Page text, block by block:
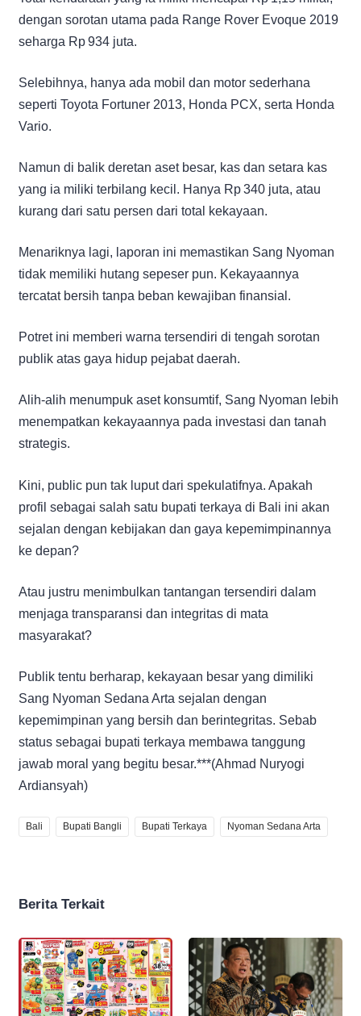
dengan sorotan utama pada Range Rover Evoque 2019
seharga Rp 934 juta.
Selebihnya, hanya ada mobil dan motor sederhana
seperti Toyota Fortuner 2013, Honda PCX, serta Honda
Vario.
Namun di balik deretan aset besar, kas dan setara kas
yang ia miliki terbilang kecil. Hanya Rp 340 juta, atau
kurang dari satu persen dari total kekayaan.
Menariknya lagi, laporan ini memastikan Sang Nyoman
tidak memiliki hutang sepeser pun. Kekayaannya
tercatat bersih tanpa beban kewajiban finansial.
Potret ini memberi warna tersendiri di tengah sorotan
publik atas gaya hidup pejabat daerah.
Alih-alih menumpuk aset konsumtif, Sang Nyoman lebih
menempatkan kekayaannya pada investasi dan tanah
strategis.
Kini, public pun tak luput dari spekulatifnya. Apakah
profil sebagai salah satu bupati terkaya di Bali ini akan
sejalan dengan kebijakan dan gaya kepemimpinannya
ke depan?
Atau justru menimbulkan tantangan tersendiri dalam
menjaga transparansi dan integritas di mata
masyarakat?
Publik tentu berharap, kekayaan besar yang dimiliki
Sang Nyoman Sedana Arta sejalan dengan
kepemimpinan yang bersih dan berintegritas. Sebab
status sebagai bupati terkaya membawa tanggung
jawab moral yang begitu besar.***(Ahmad Nuryogi
Ardiansyah)
Bali Bupati Bangli Bupati Terkaya Nyoman Sedana Arta
Berita Terkait